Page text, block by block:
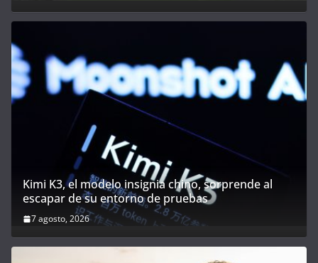
Kimi K3, el modelo insignia chino, sorprende al
escapar de su entorno de pruebas
7 agosto, 2026